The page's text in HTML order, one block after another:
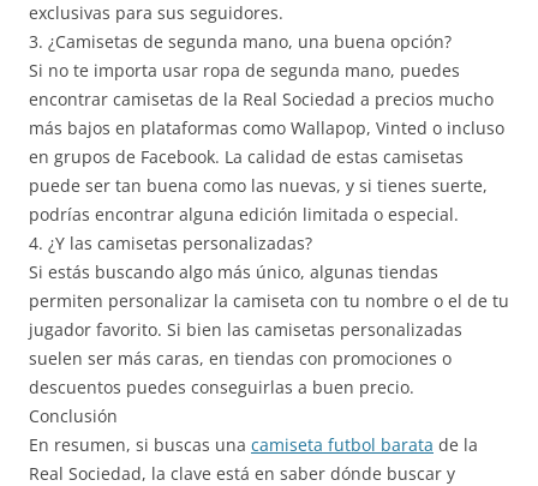
exclusivas para sus seguidores.
3. ¿Camisetas de segunda mano, una buena opción?
Si no te importa usar ropa de segunda mano, puedes
encontrar camisetas de la Real Sociedad a precios mucho
más bajos en plataformas como Wallapop, Vinted o incluso
en grupos de Facebook. La calidad de estas camisetas
puede ser tan buena como las nuevas, y si tienes suerte,
podrías encontrar alguna edición limitada o especial.
4. ¿Y las camisetas personalizadas?
Si estás buscando algo más único, algunas tiendas
permiten personalizar la camiseta con tu nombre o el de tu
jugador favorito. Si bien las camisetas personalizadas
suelen ser más caras, en tiendas con promociones o
descuentos puedes conseguirlas a buen precio.
Conclusión
En resumen, si buscas una camiseta futbol barata de la
Real Sociedad, la clave está en saber dónde buscar y